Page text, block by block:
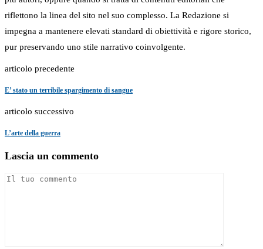
riflettono la linea del sito nel suo complesso. La Redazione si
impegna a mantenere elevati standard di obiettività e rigore storico,
pur preservando uno stile narrativo coinvolgente.
articolo precedente
E’ stato un terribile spargimento di sangue
articolo successivo
L’arte della guerra
Lascia un commento